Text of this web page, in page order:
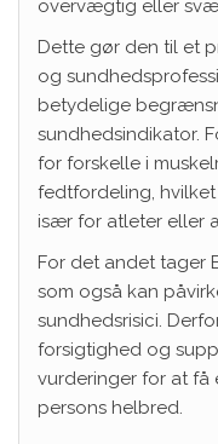
overvægtig eller
Dette gør den til et
og
betydelige
sundhedsindikator.
for forskelle i
fedtfordeling, hvilket
især for atleter eller
For det andet tager
som også kan
sundhedsrisici.
forsigtighed og
vurderinger for at
persons helbred.